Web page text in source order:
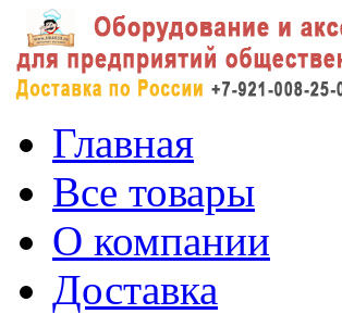
Главная
Все товары
О компании
Доставка